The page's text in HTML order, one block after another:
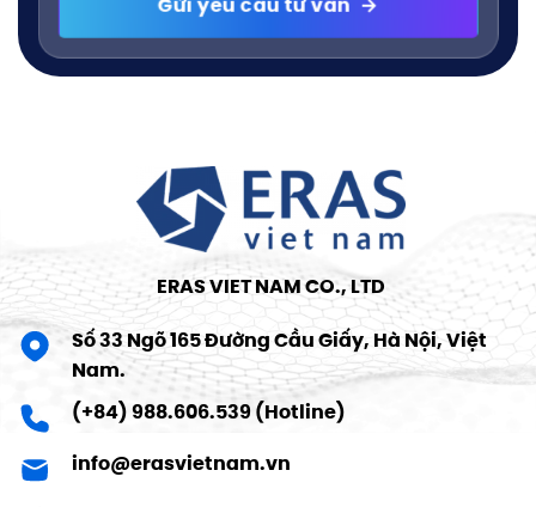
ERAS VIET NAM CO., LTD
Số 33 Ngõ 165 Đường Cầu Giấy, Hà Nội, Việt
Nam.
(+84) 988.606.539 (Hotline)
info@erasvietnam.vn